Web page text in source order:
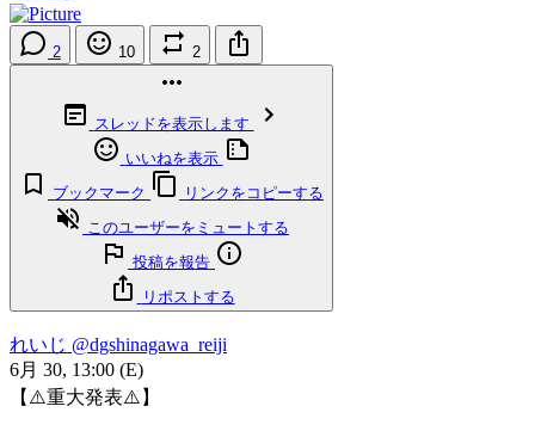
2 10 2
スレッドを表示します
いいねを表示
ブックマーク
リンクをコピーする
このユーザーをミュートする
投稿を報告
リポストする
れいじ @dgshinagawa_reiji
6月 30, 13:00 (E)
【⚠️重大発表⚠️】